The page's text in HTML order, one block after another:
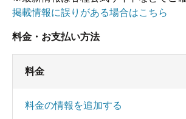
掲載情報に誤りがある場合はこちら
料金・お支払い方法
料金
料金の情報を追加する